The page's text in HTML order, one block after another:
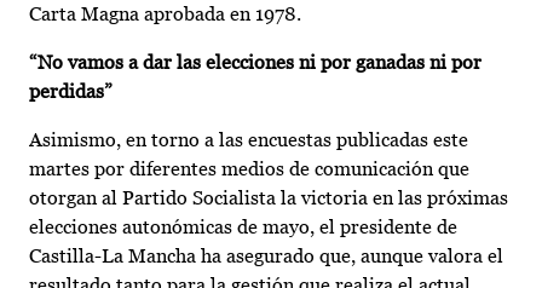
Carta Magna aprobada en 1978.
“No vamos a dar las elecciones ni por ganadas ni por
perdidas”
Asimismo, en torno a las encuestas publicadas este
martes por diferentes medios de comunicación que
otorgan al Partido Socialista la victoria en las próximas
elecciones autonómicas de mayo, el presidente de
Castilla-La Mancha ha asegurado que, aunque valora el